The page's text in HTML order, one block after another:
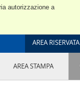
autorizzazione a
AREA RISERVATA
AREA STAMPA